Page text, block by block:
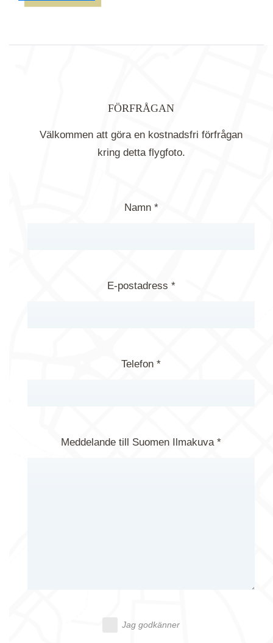
FÖRFRÅGAN
Välkommen att göra en kostnadsfri förfrågan
kring detta flygfoto.
Namn *
E-postadress *
Telefon *
Meddelande till Suomen Ilmakuva *
Jag godkänner